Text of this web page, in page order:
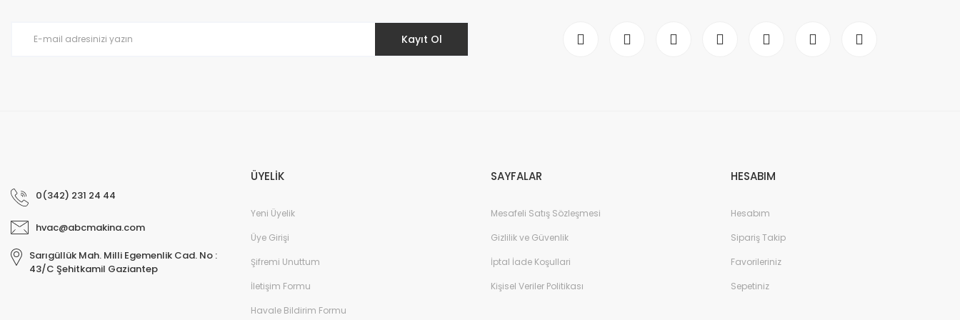
Kayıt Ol
0(342) 231 24 44
hvac@abcmakina.com
Sarıgüllük Mah. Milli Egemenlik Cad. No :
43/C Şehitkamil Gaziantep
ÜYELİK
Yeni Üyelik
Üye Girişi
Şifremi Unuttum
İletişim Formu
Havale Bildirim Formu
SAYFALAR
Mesafeli Satış Sözleşmesi
Gizlilik ve Güvenlik
İptal İade Koşullari
Kişisel Veriler Politikası
HESABIM
Hesabım
Sipariş Takip
Favorileriniz
Sepetiniz